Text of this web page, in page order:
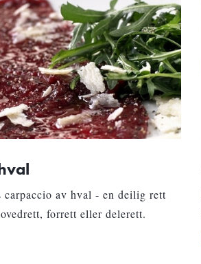
carpaccio av hval - en deilig rett
forrett eller delerett.